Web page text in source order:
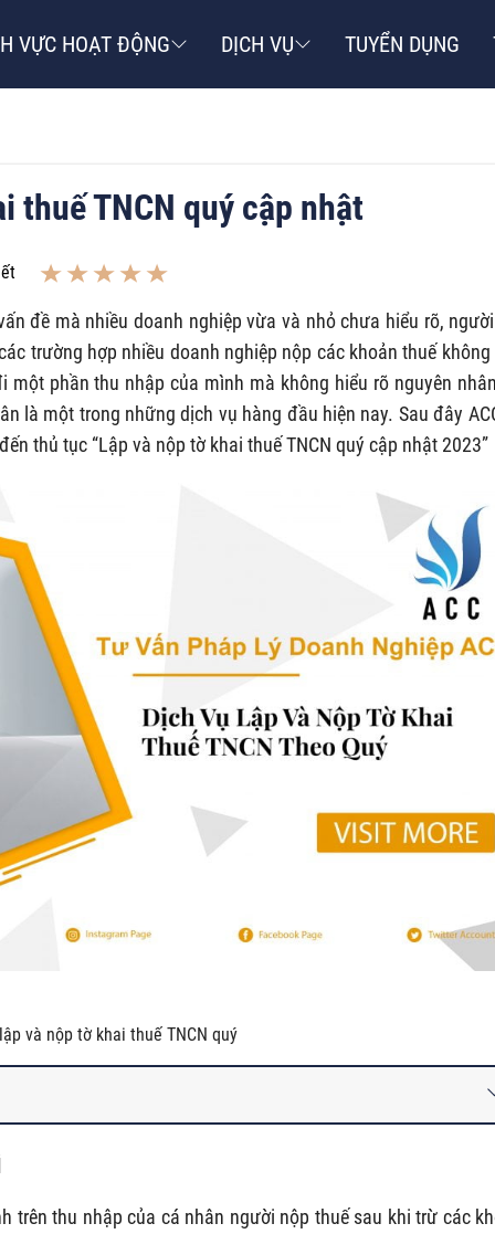
VỰC HOẠT ĐỘNG DỊCH VỤ TUYỂN DỤNG
thuế TNCN quý cập nhật
đề mà nhiều doanh nghiệp vừa và nhỏ chưa hiểu rõ,
trường hợp nhiều doanh nghiệp nộp các khoản thuế không
phần thu nhập của mình mà không hiểu rõ nguyên
là một trong những dịch vụ hàng đầu hiện nay. Sau đây
thủ tục “Lập và nộp tờ khai thuế TNCN quý cập nhật 2023”
và nộp tờ khai thuế TNCN quý
trên thu nhập của cá nhân người nộp thuế sau khi trừ các